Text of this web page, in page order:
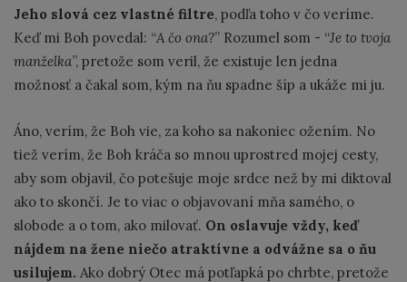
Jeho slová cez vlastné filtre, podľa toho v čo veríme.
Keď mi Boh povedal: “A čo ona?” Rozumel som - “Je to tvoja
manželka”, pretože som veril, že existuje len jedna
možnosť a čakal som, kým na ňu spadne šíp a ukáže mi ju.
Áno, verím, že Boh vie, za koho sa nakoniec ožením. No
tiež verím, že Boh kráča so mnou uprostred mojej cesty,
aby som objavil, čo potešuje moje srdce než by mi diktoval
ako to skončí. Je to viac o objavovaní mňa samého, o
slobode a o tom, ako milovať. On oslavuje vždy, keď
nájdem na žene niečo atraktívne a odvážne sa o ňu
usilujem. Ako dobrý Otec má potľapká po chrbte, pretože